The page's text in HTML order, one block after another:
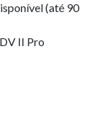
(até 90
II Pro